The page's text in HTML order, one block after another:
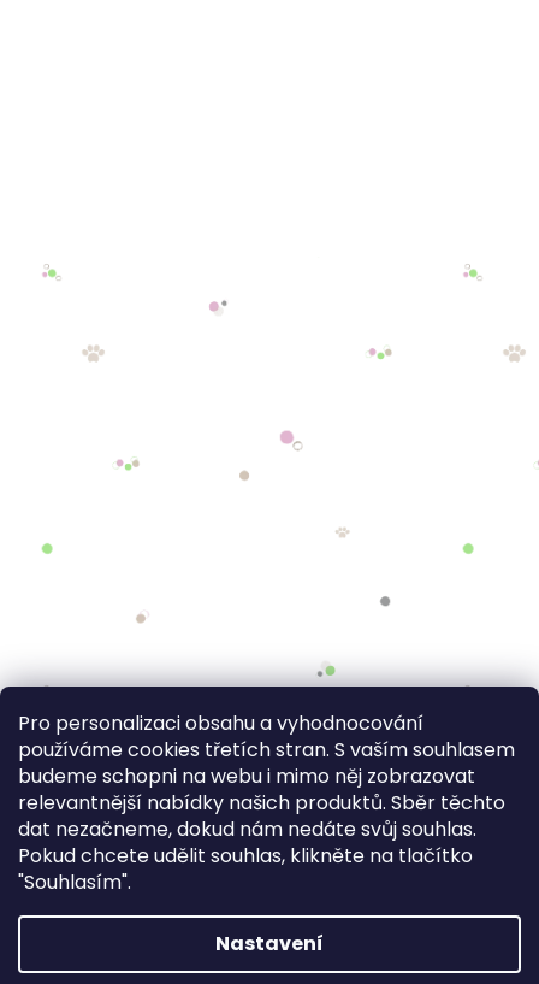
Pro personalizaci obsahu a vyhodnocování
používáme cookies třetích stran. S vaším souhlasem
budeme schopni na webu i mimo něj zobrazovat
relevantnější nabídky našich produktů. Sběr těchto
dat nezačneme, dokud nám nedáte svůj souhlas.
Pokud chcete udělit souhlas, klikněte na tlačítko
"Souhlasím".
Nastavení